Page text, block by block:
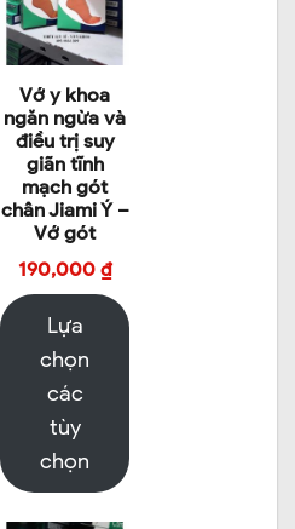
Vớ y khoa
ngăn ngừa và
điều trị suy
giãn tĩnh
mạch gót
chân Jiami Ý –
Vớ gót
190,000₫
Lựa
chọn
các
tùy
chọn